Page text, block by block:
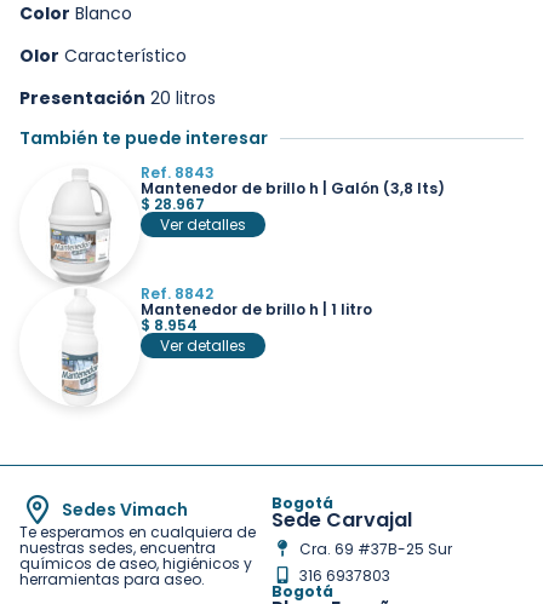
Color Blanco
Olor Característico
Presentación 20 litros
También te puede interesar
Ref. 8843
Mantenedor de brillo h | Galón (3,8 lts)
$ 28.967
Ver detalles
Ref. 8842
Mantenedor de brillo h | 1 litro
$ 8.954
Ver detalles
Sedes Vimach
Te esperamos en cualquiera de
nuestras sedes, encuentra
químicos de aseo, higiénicos y
herramientas para aseo.
Bogotá
Sede Carvajal
Cra. 69 #37B-25 Sur
316 6937803
Bogotá